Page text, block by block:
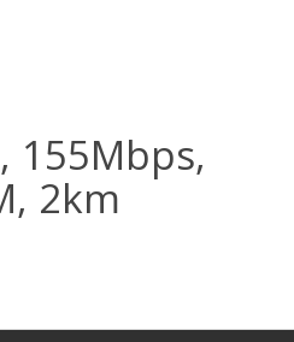
155Mbps,
2km